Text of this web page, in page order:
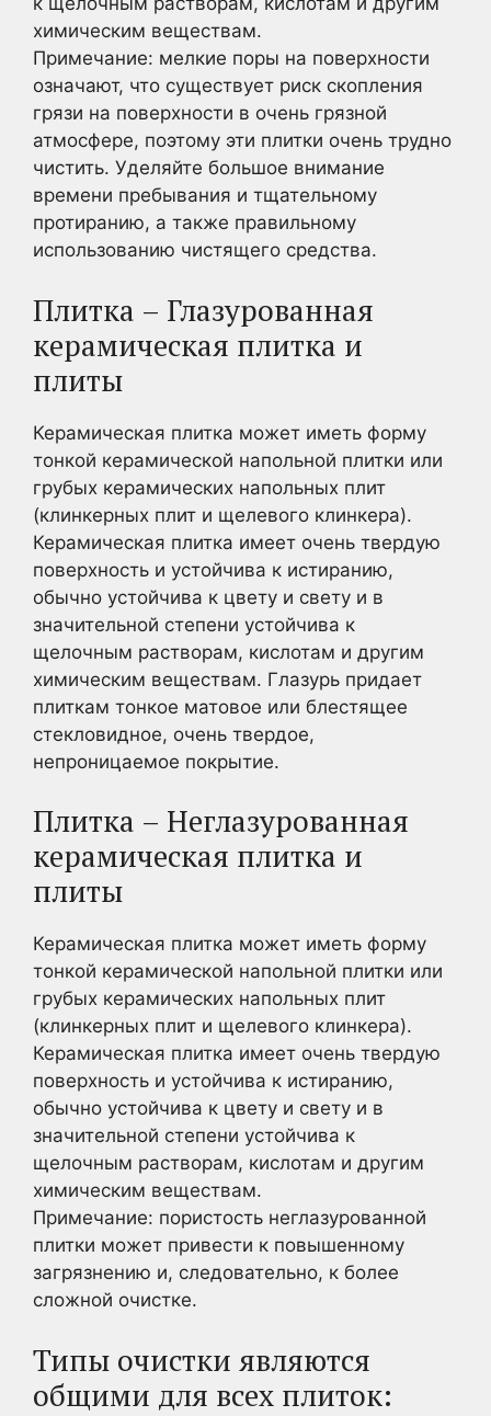
химическим веществам.
Примечание: мелкие поры на поверхности
означают, что существует риск скопления
грязи на поверхности в очень грязной
атмосфере, поэтому эти плитки очень трудно
чистить. Уделяйте большое внимание
времени пребывания и тщательному
протиранию, а также правильному
использованию чистящего средства.
Плитка – Глазурованная
керамическая плитка и
плиты
Керамическая плитка может иметь форму
тонкой керамической напольной плитки или
грубых керамических напольных плит
(клинкерных плит и щелевого клинкера).
Керамическая плитка имеет очень твердую
поверхность и устойчива к истиранию,
обычно устойчива к цвету и свету и в
значительной степени устойчива к
щелочным растворам, кислотам и другим
химическим веществам. Глазурь придает
плиткам тонкое матовое или блестящее
стекловидное, очень твердое,
непроницаемое покрытие.
Плитка – Неглазурованная
керамическая плитка и
плиты
Керамическая плитка может иметь форму
тонкой керамической напольной плитки или
грубых керамических напольных плит
(клинкерных плит и щелевого клинкера).
Керамическая плитка имеет очень твердую
поверхность и устойчива к истиранию,
обычно устойчива к цвету и свету и в
значительной степени устойчива к
щелочным растворам, кислотам и другим
химическим веществам.
Примечание: пористость неглазурованной
плитки может привести к повышенному
загрязнению и, следовательно, к более
сложной очистке.
Типы очистки являются
общими для всех плиток: